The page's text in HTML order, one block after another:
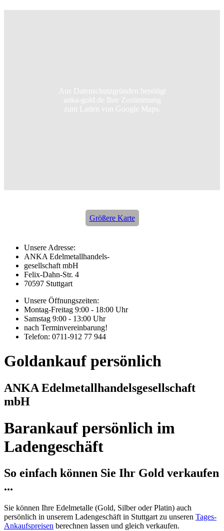
Größere Karte
Aus Datenschutzgründen benötigt
anka-gold.de Ihre Zustimmung
zum Laden von Google Maps.
Unsere Adresse:
ANKA Edelmetallhandels-
gesellschaft mbH
Felix-Dahn-Str. 4
70597 Stuttgart
Unsere Öffnungszeiten:
Montag-Freitag 9:00 - 18:00 Uhr
Samstag 9:00 - 13:00 Uhr
nach Terminvereinbarung!
Telefon: 0711-912 77 944
Goldankauf persönlich
ANKA Edelmetallhandelsgesellschaft
mbH
Barankauf persönlich im
Ladengeschäft
So einfach können Sie Ihr Gold verkaufen
...
Sie können Ihre Edelmetalle (Gold, Silber oder Platin) auch
persönlich in unserem Ladengeschäft in Stuttgart zu unseren Tages-
Ankaufspreisen berechnen lassen und gleich verkaufen.